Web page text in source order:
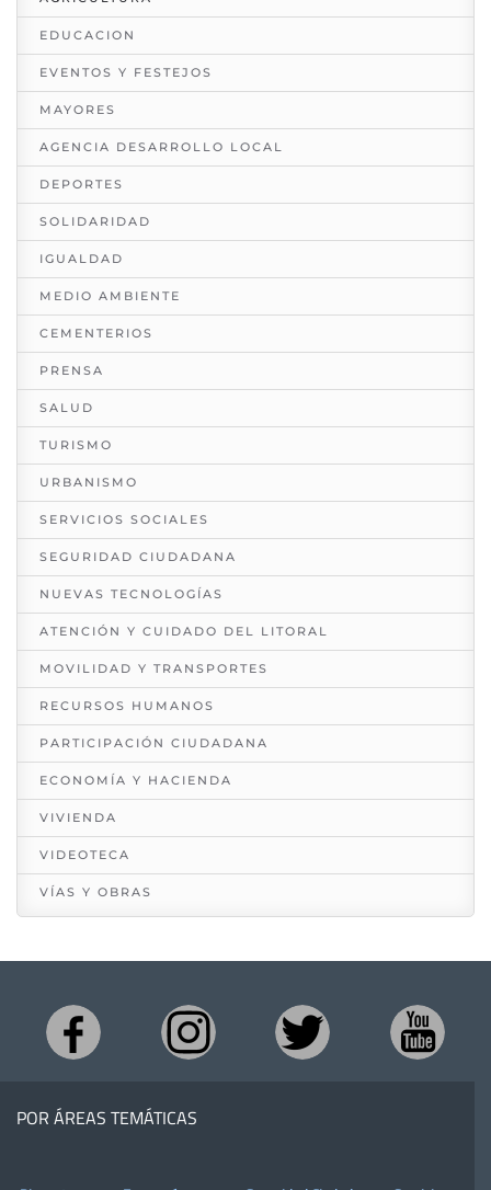
EDUCACION
EVENTOS Y FESTEJOS
MAYORES
AGENCIA DESARROLLO LOCAL
DEPORTES
SOLIDARIDAD
IGUALDAD
MEDIO AMBIENTE
CEMENTERIOS
PRENSA
SALUD
TURISMO
URBANISMO
SERVICIOS SOCIALES
SEGURIDAD CIUDADANA
NUEVAS TECNOLOGÍAS
ATENCIÓN Y CUIDADO DEL LITORAL
MOVILIDAD Y TRANSPORTES
RECURSOS HUMANOS
PARTICIPACIÓN CIUDADANA
ECONOMÍA Y HACIENDA
VIVIENDA
VIDEOTECA
VÍAS Y OBRAS
POR ÁREAS TEMÁTICAS